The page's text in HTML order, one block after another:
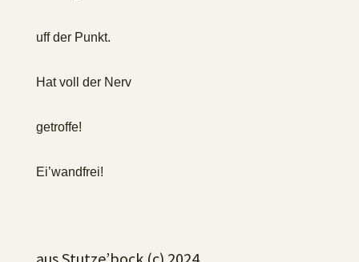
uff der Punkt.
Hat voll der Nerv
getroffe!
Ei’wandfrei!